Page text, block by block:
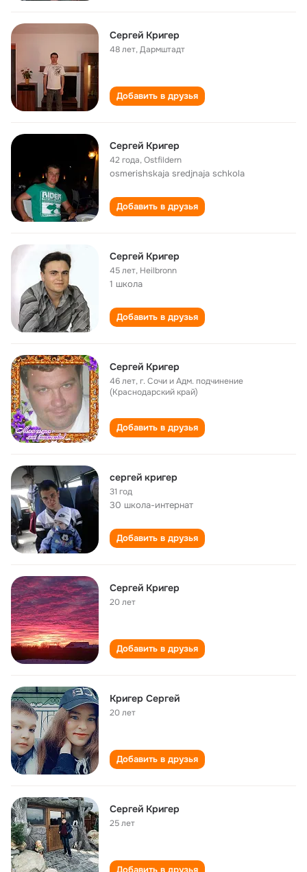
Сергей Кригер
48 лет,Дармштадт
Добавить в друзья
Сергей Кригер
42 года,Ostfildern
osmerishskaja sredjnaja schkola
Добавить в друзья
Сергей Кригер
45 лет, Heilbronn
1 школа
Добавить в друзья
Сергей Кригер
46 лет,г. Сочи и Адм. подчинение
(Краснодарский край)
Добавить в друзья
сергей кригер
31 год
30 школа-интернат
Добавить в друзья
Сергей Кригер
20 лет
Добавить в друзья
Кригер Сергей
20 лет
Добавить в друзья
Сергей Кригер
25 лет
Добавить в друзья